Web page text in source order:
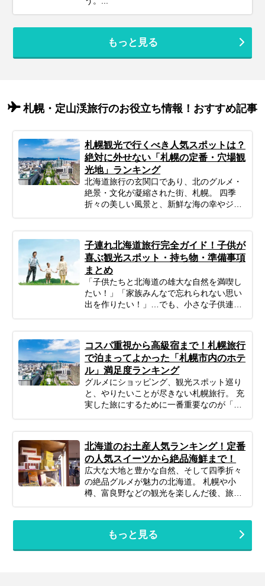
もっと見る
札幌・定山渓旅行のお役立ち情報！おすすめ記事
札幌観光で行くべき人気スポットは？
絶対に外せない「札幌の定番・穴場観
光地」ランキング
北海道旅行の玄関口であり、北のグルメ・
絶景・文化が凝縮された街、札幌。 四季
折々の美しい風景と、新鮮な海の幸やジン
見があります。 「札幌に行きたいけれど、
観光地が多すぎてどこに行けばいいかわか
らない…」 そんなあなたのために、今回は
プロのツアーコーディネーターが厳選し
た、目的別の札幌おすすめ観光スポットを
ご紹介します。 歴史ある名建築から、地元
民も通うグルメスポット、アートが楽しめ
る公園まで幅広くピックアップ。初めての
スタイルに合わせた「最高の札幌旅」をプ
ランニングするための参考にぜひお役立て
ください。
子連れ北海道旅行完全ガイド！子供が
喜ぶ観光スポット・持ち物・準備事項
まとめ
「子供たちと北海道の雄大な自然を満喫し
たい！」「家族みんなで忘れられない思い
出を作りたい！」…でも、小さな子供連れ
心ください！ポイントを押さえてしっかり
計画すれば、子連れ北海道旅行は最高の体
験になります。 この記事では、子連れファ
ミリーが北海道旅行を思いっきり楽しむた
めの、計画の立て方の基本から、子供が絶
対喜ぶおすすめスポット＆アクティビテ
ィ、ホテル選びの秘訣、そしてあると便利
な持ち物や注意点まで、パパママ目線で徹
不安を解消し、家族みんなの笑顔があふれ
る北海道旅行を実現しましょう♪
コスパ重視から高級宿まで！札幌旅行
で泊まってよかった「札幌市内のホテ
ル」満足度ランキング
グルメにショッピング、観光スポット巡り
と、やりたいことが尽きない札幌旅行。 充
実した旅にするために一番重要なのが「ホ
から駅近がいい」 「大浴場で手足を伸ばし
て疲れを癒やしたい…」 札幌市内には数多
くのホテルがあり、それぞれに魅力的な特
徴があります。 今回は、オリオンツアーで
予約できるホテルの中から、30代・40代の
大人女子が実際に泊まってよかったと感じ
る「満足度の高い札幌市内のホテル」を、
族・グループ）にご紹介します。 失敗しな
いホテル選びのポイントも解説しますの
で、ぜひ参考にしてくださいね。
北海道のお土産人気ランキング！定番
の人気スイーツから絶品海鮮まで！
広大な大地と豊かな自然、そして四季折々
の絶品グルメが魅力の北海道。 札幌や小
樽、富良野などの観光を楽しんだ後、旅の
内の美味しいものが全て集まる巨大なショ
ッピングモールのような場所。しかし、あ
もっと見る